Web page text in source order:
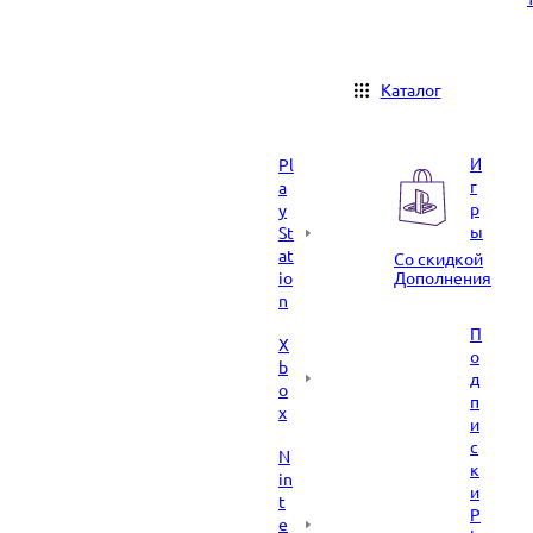
Каталог
Pl
a
y
St
at
io
n
X
b
o
x
N
in
t
e
И
г
р
ы
Со скидкой
Дополнения
П
о
д
п
и
с
к
и
P